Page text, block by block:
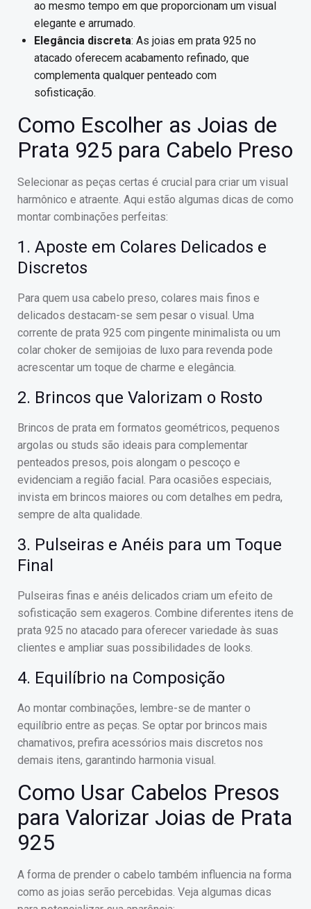
ao mesmo tempo em que proporcionam um visual
elegante e arrumado.
Elegância discreta: As joias em prata 925 no
atacado oferecem acabamento refinado, que
complementa qualquer penteado com
sofisticação.
Como Escolher as Joias de
Prata 925 para Cabelo Preso
Selecionar as peças certas é crucial para criar um visual
harmônico e atraente. Aqui estão algumas dicas de como
montar combinações perfeitas:
1. Aposte em Colares Delicados e
Discretos
Para quem usa cabelo preso, colares mais finos e
delicados destacam-se sem pesar o visual. Uma
corrente de prata 925 com pingente minimalista ou um
colar choker de semijoias de luxo para revenda pode
acrescentar um toque de charme e elegância.
2. Brincos que Valorizam o Rosto
Brincos de prata em formatos geométricos, pequenos
argolas ou studs são ideais para complementar
penteados presos, pois alongam o pescoço e
evidenciam a região facial. Para ocasiões especiais,
invista em brincos maiores ou com detalhes em pedra,
sempre de alta qualidade.
3. Pulseiras e Anéis para um Toque
Final
Pulseiras finas e anéis delicados criam um efeito de
sofisticação sem exageros. Combine diferentes itens de
prata 925 no atacado para oferecer variedade às suas
clientes e ampliar suas possibilidades de looks.
4. Equilíbrio na Composição
Ao montar combinações, lembre-se de manter o
equilíbrio entre as peças. Se optar por brincos mais
chamativos, prefira acessórios mais discretos nos
demais itens, garantindo harmonia visual.
Como Usar Cabelos Presos
para Valorizar Joias de Prata
925
A forma de prender o cabelo também influencia na forma
como as joias serão percebidas. Veja algumas dicas